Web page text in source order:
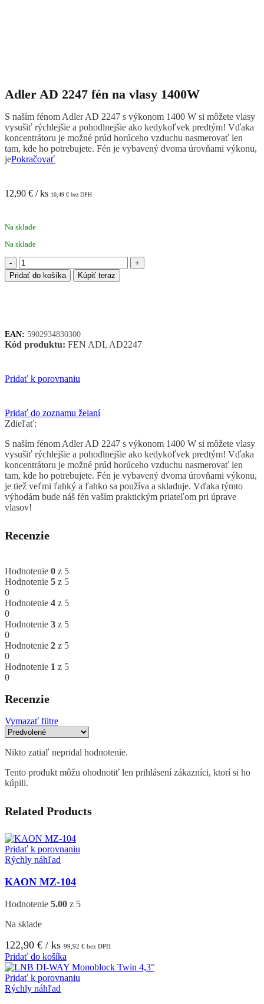
Adler AD 2247 fén na vlasy 1400W
S naším fénom Adler AD 2247 s výkonom 1400 W si môžete vlasy
vysušiť rýchlejšie a pohodlnejšie ako kedykoľvek predtým! Vďaka
koncentrátoru je možné prúd horúceho vzduchu nasmerovať len
tam, kde ho potrebujete. Fén je vybavený dvoma úrovňami výkonu,
jePokračovať
12,90 € / ks 10,49 € bez DPH
Na sklade
Na sklade
množstvo
Adler
AD
1400W
Pridať do košíka Kúpiť teraz
EAN: 5902934830300
Kód produktu: FEN ADL AD2247
Pridať k porovnaniu
Pridať do zoznamu želaní
Zdieľať:
S naším fénom Adler AD 2247 s výkonom 1400 W si môžete vlasy
vysušiť rýchlejšie a pohodlnejšie ako kedykoľvek predtým! Vďaka
koncentrátoru je možné prúd horúceho vzduchu nasmerovať len
tam, kde ho potrebujete. Fén je vybavený dvoma úrovňami výkonu,
je tiež veľmi ľahký a ľahko sa používa a skladuje. Vďaka týmto
výhodám bude náš fén vaším praktickým priateľom pri úprave
vlasov!
Recenzie
Hodnotenie 0 z 5
Hodnotenie 5 z 5
0
Hodnotenie 4 z 5
0
Hodnotenie 3 z 5
0
Hodnotenie 2 z 5
0
Hodnotenie 1 z 5
0
Recenzie
Vymazať filtre
Nikto zatiaľ nepridal hodnotenie.
Tento produkt môžu ohodnotiť len prihlásení zákazníci, ktorí si ho
kúpili.
Related Products
Pridať k porovnaniu
Rýchly náhľad
KAON MZ-104
Hodnotenie 5.00 z 5
Na sklade
122,90 € / ks 99,92 € bez DPH
Pridať do košíka
Pridať k porovnaniu
Rýchly náhľad